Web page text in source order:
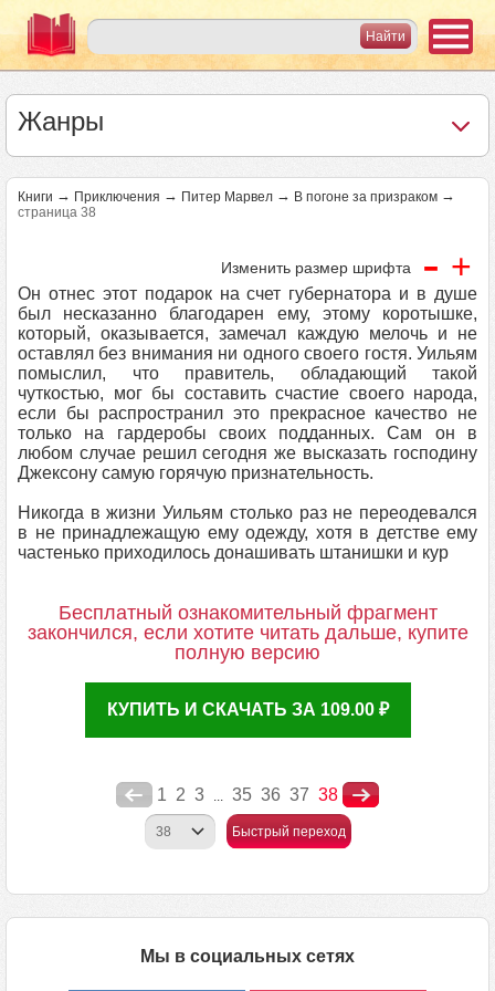
Жанры
Книги → Приключения → Питер Марвел → В погоне за призраком →
страница 38
Изменить размер шрифта - +
Он отнес этот подарок на счет губернатора и в душе
был несказанно благодарен ему, этому коротышке,
который, оказывается, замечал каждую мелочь и не
оставлял без внимания ни одного своего гостя. Уильям
помыслил, что правитель, обладающий такой
чуткостью, мог бы составить счастие своего народа,
если бы распространил это прекрасное качество не
только на гардеробы своих подданных. Сам он в
любом случае решил сегодня же высказать господину
Джексону самую горячую признательность.
Никогда в жизни Уильям столько раз не переодевался
в не принадлежащую ему одежду, хотя в детстве ему
частенько приходилось донашивать штанишки и кур
Бесплатный ознакомительный фрагмент
закончился, если хотите читать дальше, купите
полную версию
КУПИТЬ И СКАЧАТЬ ЗА 109.00 ₽
1 2 3 ... 35 36 37 38
Быстрый переход
Мы в социальных сетях